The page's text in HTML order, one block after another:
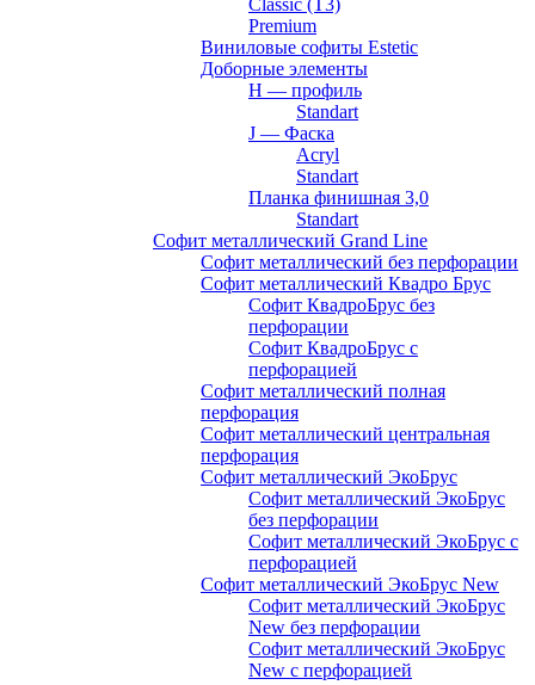
Classic (T3)
Premium
Виниловые софиты Estetic
Доборные элементы
H — профиль
Standart
J — Фаска
Acryl
Standart
Планка финишная 3,0
Standart
Софит металлический Grand Line
Софит металлический без перфорации
Софит металлический Квадро Брус
Софит КвадроБрус без
перфорации
Софит КвадроБрус с
перфорацией
Софит металлический полная
перфорация
Софит металлический центральная
перфорация
Софит металлический ЭкоБрус
Софит металлический ЭкоБрус
без перфорации
Софит металлический ЭкоБрус с
перфорацией
Софит металлический ЭкоБрус New
Софит металлический ЭкоБрус
New без перфорации
Софит металлический ЭкоБрус
New с перфорацией